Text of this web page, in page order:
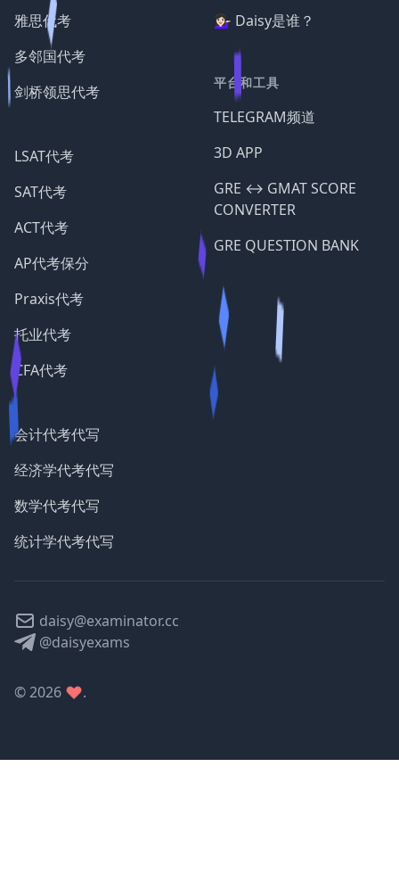
雅思代考
多邻国代考
剑桥领思代考
LSAT代考
SAT代考
ACT代考
AP代考保分
Praxis代考
托业代考
CFA代考
会计代考代写
经济学代考代写
数学代考代写
统计学代考代写
💁🏻‍♀️ Daisy是谁？
平台和工具
TELEGRAM频道
3D APP
GRE ↔️ GMAT SCORE
CONVERTER
GRE QUESTION BANK
daisy@examinator.cc
@daisyexams
©2026 .